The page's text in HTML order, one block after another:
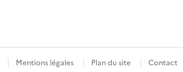
Mentions légales Plan du site Contact